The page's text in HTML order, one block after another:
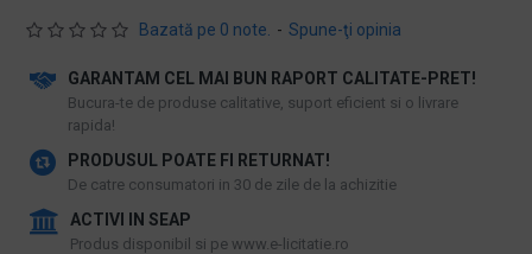
Bazată pe 0 note. - Spune-ţi opinia
GARANTAM CEL MAI BUN RAPORT CALITATE-PRET!
​Bucura-te de produse calitative, suport eficient si o livrare
rapida!
PRODUSUL POATE FI RETURNAT!
De catre consumatori in 30 de zile de la achizitie
ACTIVI IN SEAP
Produs disponibil si pe www.e-licitatie.ro